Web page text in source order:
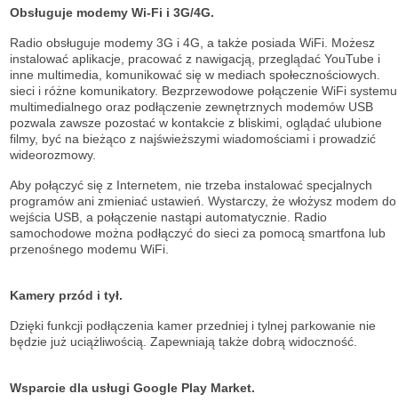
Obsługuje modemy Wi-Fi i 3G/4G.
Radio obsługuje modemy 3G i 4G, a także posiada WiFi. Możesz
instalować aplikacje, pracować z nawigacją, przeglądać YouTube i
inne multimedia, komunikować się w mediach społecznościowych.
sieci i różne komunikatory. Bezprzewodowe połączenie WiFi systemu
multimedialnego oraz podłączenie zewnętrznych modemów USB
pozwala zawsze pozostać w kontakcie z bliskimi, oglądać ulubione
filmy, być na bieżąco z najświeższymi wiadomościami i prowadzić
wideorozmowy.
Aby połączyć się z Internetem, nie trzeba instalować specjalnych
programów ani zmieniać ustawień. Wystarczy, że włożysz modem do
wejścia USB, a połączenie nastąpi automatycznie. Radio
samochodowe można podłączyć do sieci za pomocą smartfona lub
przenośnego modemu WiFi.
Kamery przód i tył.
Dzięki funkcji podłączenia kamer przedniej i tylnej parkowanie nie
będzie już uciążliwością. Zapewniają także dobrą widoczność.
Wsparcie dla usługi Google Play Market.